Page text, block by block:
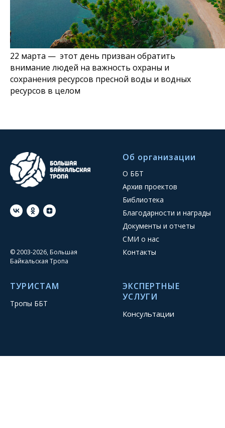
22 марта — этот день призван обратить
внимание людей на важность охраны и
сохранения ресурсов пресной воды и водных
ресурсов в целом
© 2003-2026, Большая
Байкальская Тропа
Об организации
О ББТ
Архив проектов
Библиотека
Благодарности и награды
Документы и отчеты
СМИ о нас
Контакты
ТУРИСТАМ
Тропы ББТ
ЭКСПЕРТНЫЕ
УСЛУГИ
Консультации